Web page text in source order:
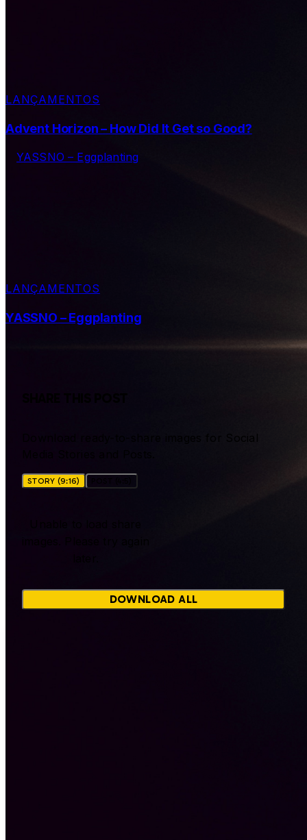
LANÇAMENTOS
Advent Horizon – How Did It Get so Good?
LANÇAMENTOS
YASSNO – Eggplanting
STORY (9:16)
DOWNLOAD ALL